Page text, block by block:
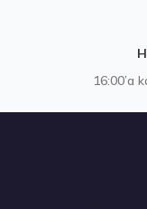
16:00’a